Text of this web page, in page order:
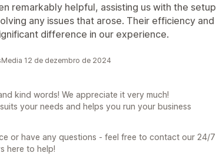
remarkably helpful, assisting us with the setup
any issues that arose. Their efficiency and
difference in our experience.
12 de dezembro de 2024
kind words! We appreciate it very much!
your needs and helps you run your business
or have any questions - feel free to contact our 24/7
here to help!